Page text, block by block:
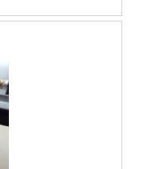
com os
à laser
de fibra
opção
quando
deve-se